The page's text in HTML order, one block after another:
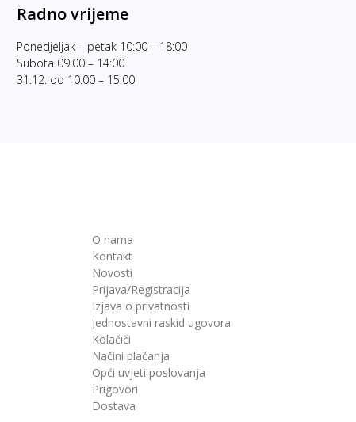
Radno vrijeme
Ponedjeljak – petak 10:00 – 18:00
Subota 09:00 – 14:00
31.12. od 10:00 – 15:00
O nama
Kontakt
Novosti
Prijava/Registracija
Izjava o privatnosti
Jednostavni raskid ugovora
Kolačići
Načini plaćanja
Opći uvjeti poslovanja
Prigovori
Dostava